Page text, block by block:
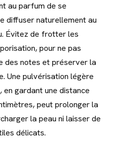
au parfum de se
diffuser naturellement au
Évitez de frotter les
pour ne pas
des notes et préserver la
Une pulvérisation légère
gardant une distance
peut prolonger la
la peau ni laisser de
délicats.